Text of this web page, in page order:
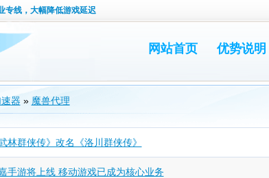
专线，大幅降低游戏延迟
网站首页 优势说明
器 » 魔兽代理
林群侠传》改名《洛川群侠传》
手游将上线 移动游戏已成为核心业务